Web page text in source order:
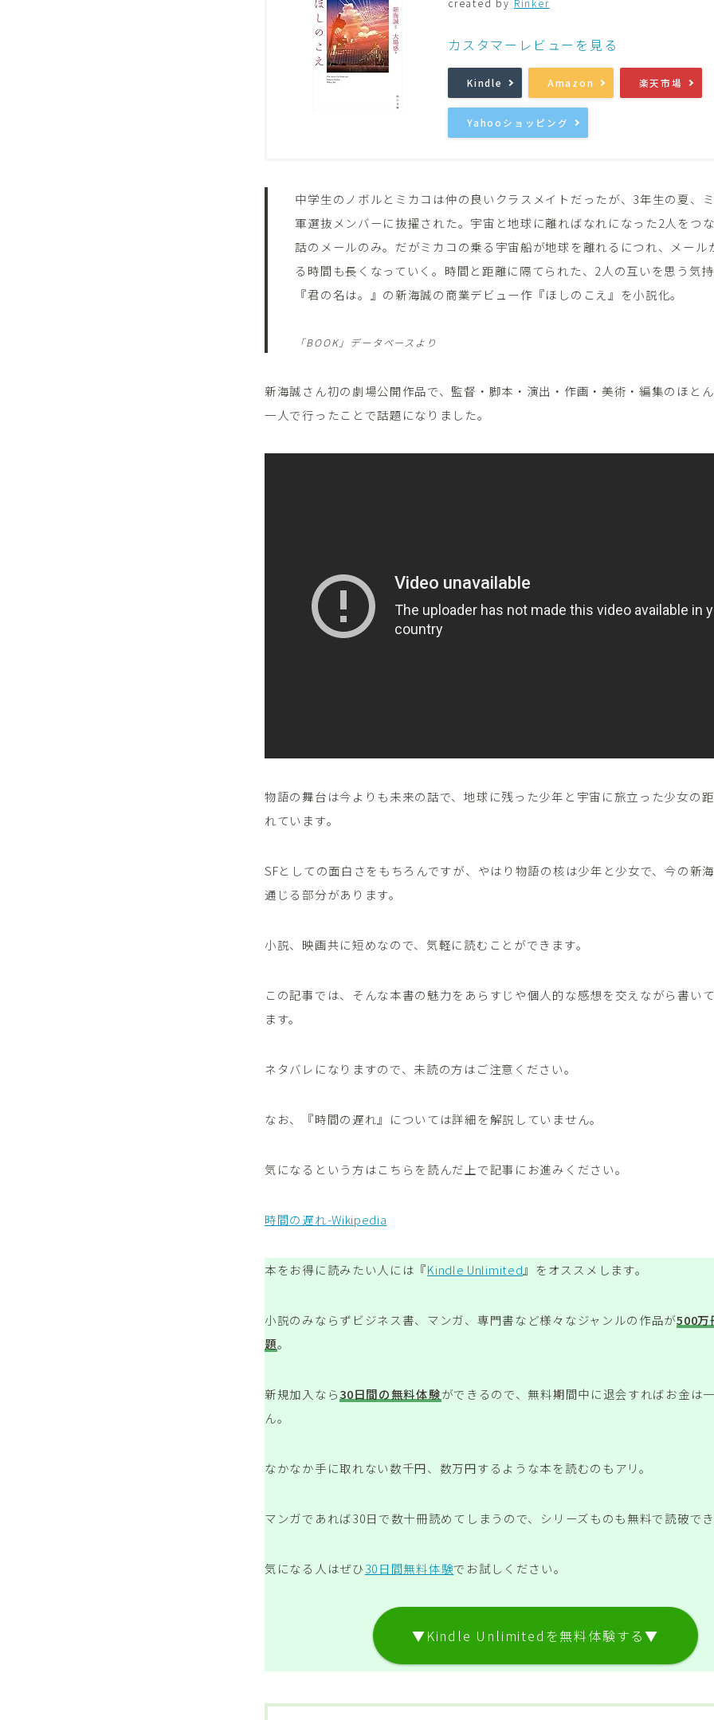
音楽 Music
created by Rinker
カスタマーレビューを見る
Kindle Amazon 楽天市場
Yahooショッピング
中学生のノボルとミカコは仲の良いクラスメイトだったが、3年生の夏、
軍選抜メンバーに抜擢された。宇宙と地球に離ればなれになった2人をつ
話のメールのみ。だがミカコの乗る宇宙船が地球を離れるにつれ、メール
る時間も長くなっていく。時間と距離に隔てられた、2人の互いを思う気
『君の名は。』の新海誠の商業デビュー作『ほしのこえ』を小説化。
「BOOK」データベースより
新海誠さん初の劇場公開作品で、監督・脚本・演出・作画・美術・編集のほと
一人で行ったことで話題になりました。
物語の舞台は今よりも未来の話で、地球に残った少年と宇宙に旅立った少女の
れています。
SFとしての面白さをもちろんですが、やはり物語の核は少年と少女で、今の新
通じる部分があります。
小説、映画共に短めなので、気軽に読むことができます。
この記事では、そんな本書の魅力をあらすじや個人的な感想を交えながら書い
ます。
ネタバレになりますので、未読の方はご注意ください。
なお、『時間の遅れ』については詳細を解説していません。
気になるという方はこちらを読んだ上で記事にお進みください。
時間の遅れ-Wikipedia
本をお得に読みたい人には『Kindle Unlimited』をオススメします。
小説のみならずビジネス書、マンガ、専門書など様々なジャンルの作品が500万
題。
新規加入なら30日間の無料体験ができるので、無料期間中に退会すればお金は
ん。
なかなか手に取れない数千円、数万円するような本を読むのもアリ。
マンガであれば30日で数十冊読めてしまうので、シリーズものも無料で読破でき
気になる人はぜひ30日間無料体験でお試しください。
▼Kindle Unlimitedを無料体験する▼